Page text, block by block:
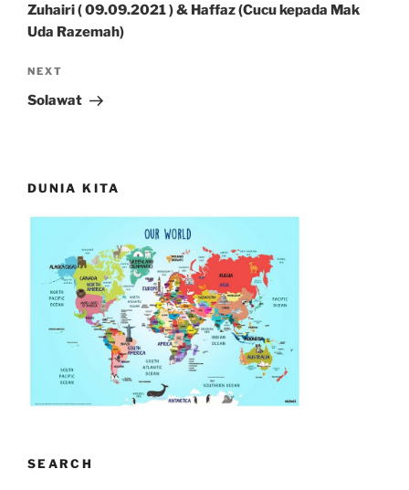
Zuhairi ( 09.09.2021 ) & Haffaz (Cucu kepada Mak
Uda Razemah)
Next
Post
NEXT
Solawat
DUNIA KITA
SEARCH